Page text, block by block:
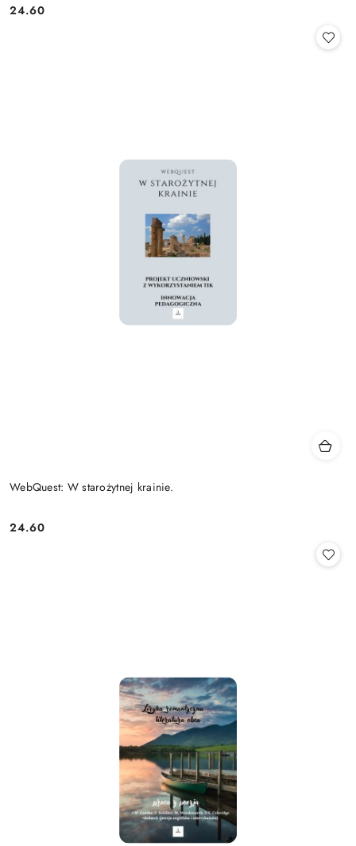
Cena:
24.60
WebQuest: W starożytnej krainie.
Cena:
24.60